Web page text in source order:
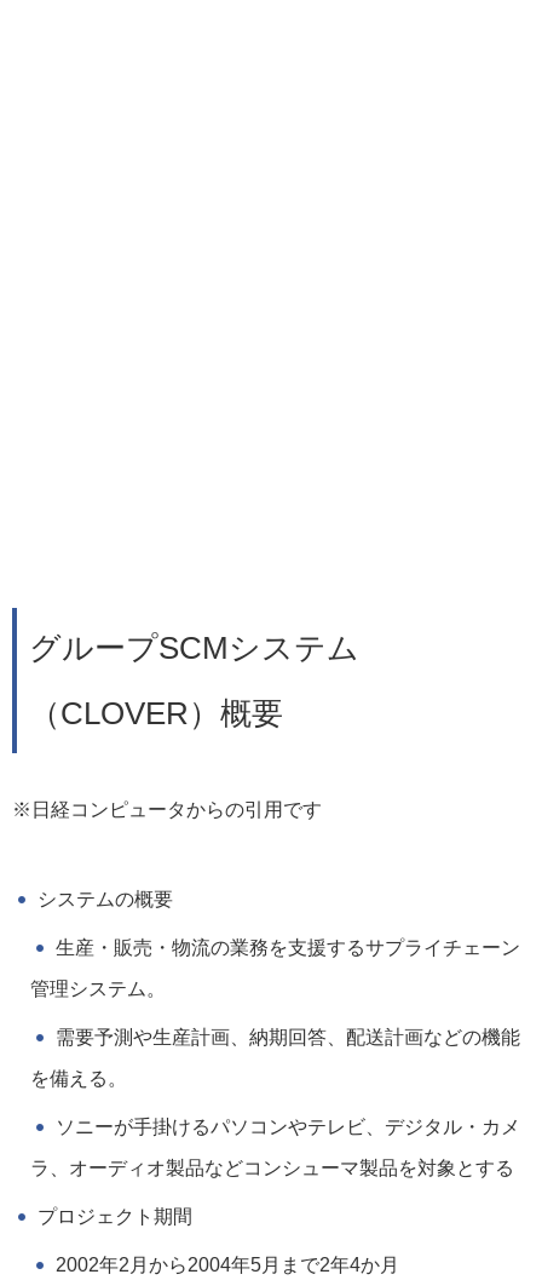
グループSCMシステム
（CLOVER）概要
※日経コンピュータからの引用です
システムの概要
生産・販売・物流の業務を支援するサプライチェーン
管理システム。
需要予測や生産計画、納期回答、配送計画などの機能
を備える。
ソニーが手掛けるパソコンやテレビ、デジタル・カメ
ラ、オーディオ製品などコンシューマ製品を対象とする
プロジェクト期間
2002年2月から2004年5月まで2年4か月